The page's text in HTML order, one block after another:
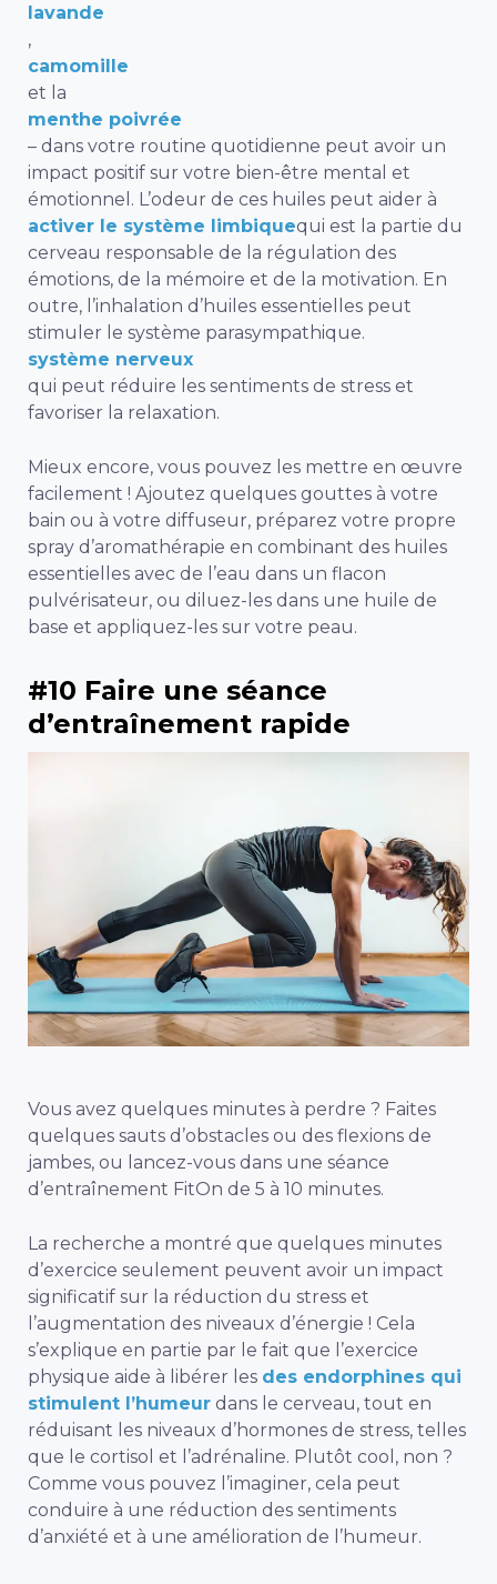
lavande
,
camomille
et la
menthe poivrée
– dans votre routine quotidienne peut avoir un
impact positif sur votre bien-être mental et
émotionnel. L’odeur de ces huiles peut aider à
activer le système limbiquequi est la partie du
cerveau responsable de la régulation des
émotions, de la mémoire et de la motivation. En
outre, l’inhalation d’huiles essentielles peut
stimuler le système parasympathique.
système nerveux
qui peut réduire les sentiments de stress et
favoriser la relaxation.
Mieux encore, vous pouvez les mettre en œuvre
facilement ! Ajoutez quelques gouttes à votre
bain ou à votre diffuseur, préparez votre propre
spray d’aromathérapie en combinant des huiles
essentielles avec de l’eau dans un flacon
pulvérisateur, ou diluez-les dans une huile de
base et appliquez-les sur votre peau.
#10 Faire une séance
d’entraînement rapide
Vous avez quelques minutes à perdre ? Faites
quelques sauts d’obstacles ou des flexions de
jambes, ou lancez-vous dans une séance
d’entraînement FitOn de 5 à 10 minutes.
La recherche a montré que quelques minutes
d’exercice seulement peuvent avoir un impact
significatif sur la réduction du stress et
l’augmentation des niveaux d’énergie ! Cela
s’explique en partie par le fait que l’exercice
physique aide à libérer les des endorphines qui
stimulent l’humeur dans le cerveau, tout en
réduisant les niveaux d’hormones de stress, telles
que le cortisol et l’adrénaline. Plutôt cool, non ?
Comme vous pouvez l’imaginer, cela peut
conduire à une réduction des sentiments
d’anxiété et à une amélioration de l’humeur.